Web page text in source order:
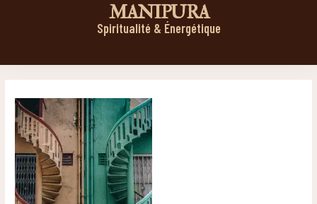
M A N I P U R A
Spiritualité & Énergétique